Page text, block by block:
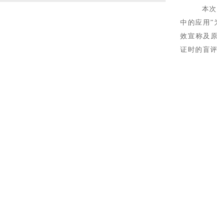
本次
中的应用”
效宣称及
证时的盲